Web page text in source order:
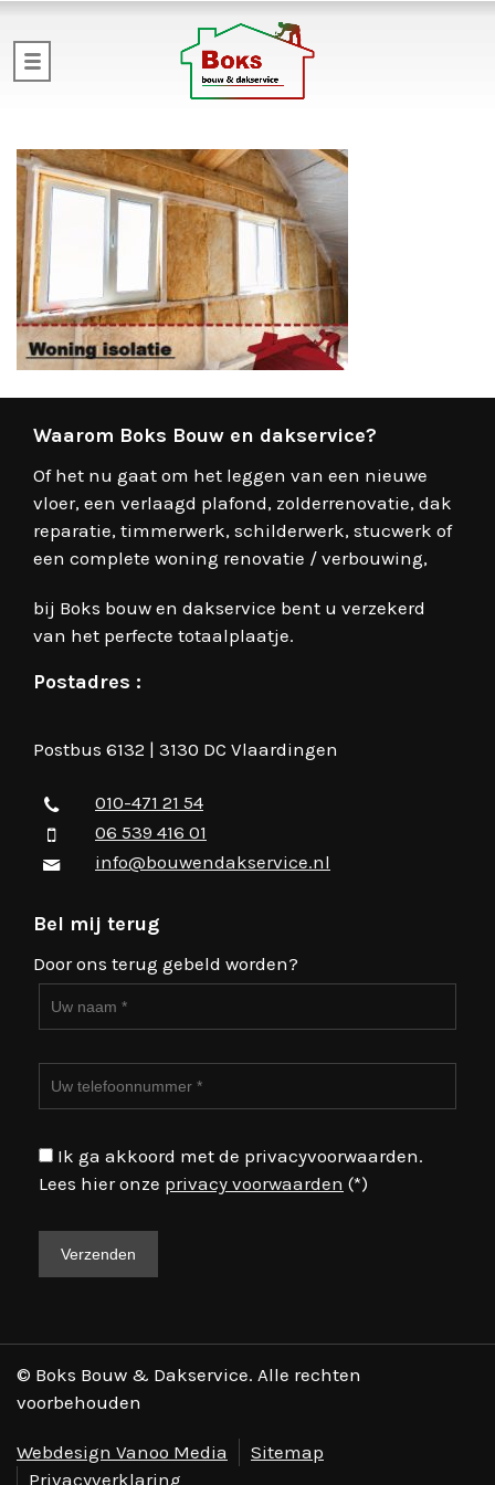
Waarom Boks Bouw en dakservice?
Of het nu gaat om het leggen van een nieuwe
vloer, een verlaagd plafond, zolderrenovatie, dak
reparatie, timmerwerk, schilderwerk, stucwerk of
een complete woning renovatie / verbouwing,
bij Boks bouw en dakservice bent u verzekerd
van het perfecte totaalplaatje.
Postadres :
Postbus 6132 | 3130 DC Vlaardingen
010-471 21 54
06 539 416 01
info@bouwendakservice.nl
Bel mij terug
Door ons terug gebeld worden?
Ik ga akkoord met de privacyvoorwaarden.
Lees hier onze privacy voorwaarden (*)
© Boks Bouw & Dakservice. Alle rechten
voorbehouden
Webdesign Vanoo Media
Sitemap
Privacyverklaring